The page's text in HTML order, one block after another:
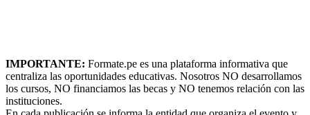
IMPORTANTE: Formate.pe es una plataforma informativa que
centraliza las oportunidades educativas. Nosotros NO desarrollamos
los cursos, NO financiamos las becas y NO tenemos relación con las
instituciones.